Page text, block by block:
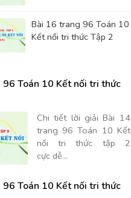
Bài 16 trang 96 Toán 10
Kết nối tri thức Tập 2
Toán 10 Kết nối tri thức
Chi tiết lời giải Bài 14
trang 96 Toán 10 Kết
nối tri thức tập 2
cực dễ...
Toán 10 Kết nối tri thức